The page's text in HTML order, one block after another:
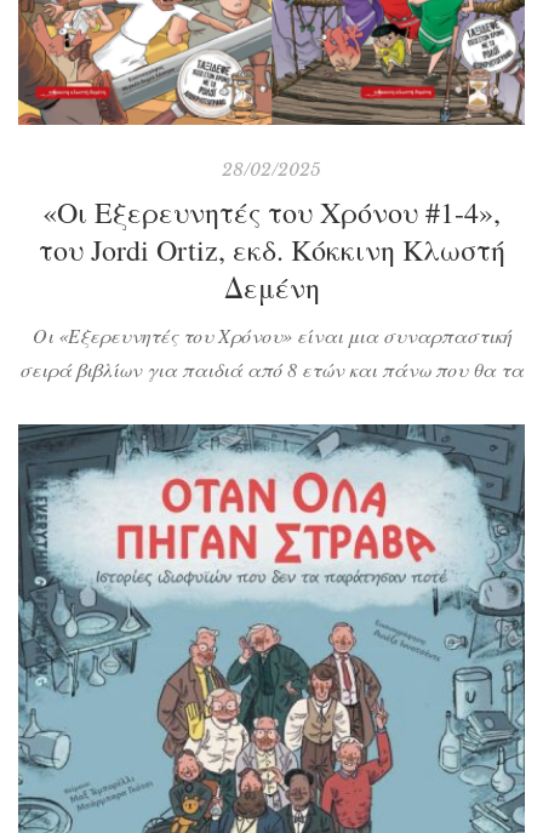
28/02/2025
«Οι Εξερευνητές του Χρόνου #1-4»,
του Jordi Ortiz, εκδ. Κόκκινη Κλωστή
Δεμένη
Οι «Εξερευνητές του Χρόνου» είναι μια συναρπαστική
σειρά βιβλίων για παιδιά από 8 ετών και πάνω που θα τα
ένας ορνιθόσαυρος ταξιδεύουν σε σημαντικές εποχές της
αρχαιότητας και ζουν συναρπαστικές στιγμές γεμάτες
κίνδυνο και γνώσεις.